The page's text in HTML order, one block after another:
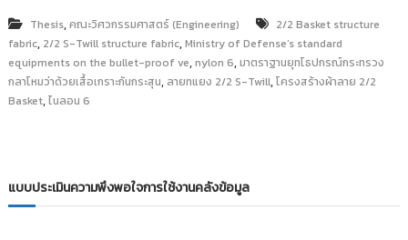
R
e
p
o
s
r
y
า
ช
ง
ค
ล
Thesis,คณะวิศวกรรมศาสตร์ (Engineering)
2/2 Basket structure
fabric, 2/2 S-Twill structure fabric,Ministry of Defense’s standard
equipments on the bullet-proof ve,nylon 6,มาตราฐานยุทโธปกรณ์กระทรวง
กลาโหมว่าด้วยเสื้อเกราะกันกระสุน, ลายทแยง 2/2 S-Twill,โครงสร้างผ้าลาย 2/2
Basket,ไนลอน 6
แบบประเมินความพึงพอใจการใช้งานคลังข้อมูล